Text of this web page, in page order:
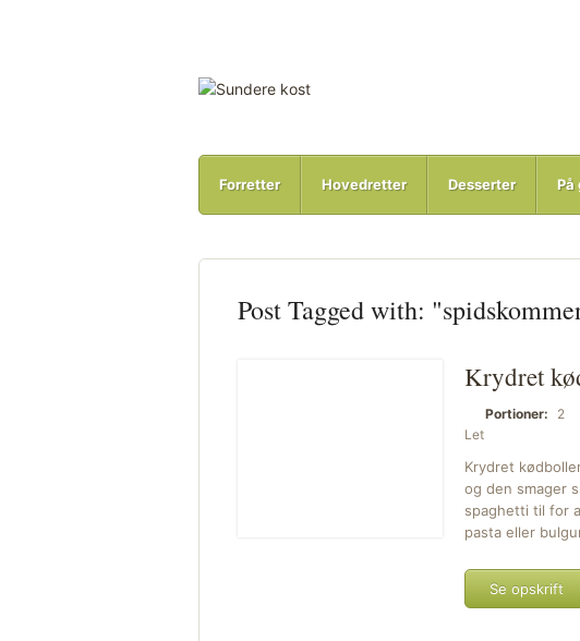
Forretter Hovedretter Desserter På
Post Tagged with:
Krydret
Portioner: 2
Let
Krydret
og den smager
spaghetti til for
pasta eller
Se opskrift